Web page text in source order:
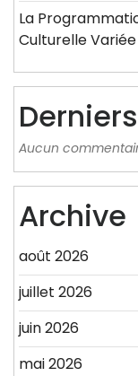
La
Culturelle
Aucun
Archive
août 2026
juillet 2026
juin 2026
mai 2026